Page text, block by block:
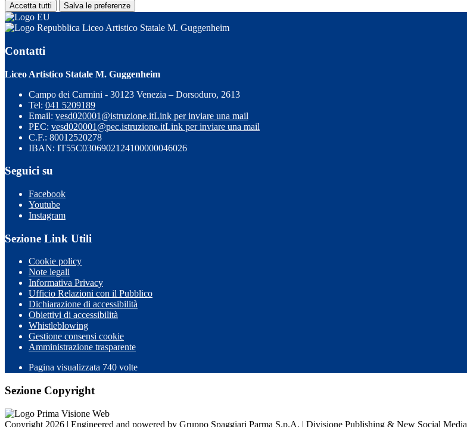
Accetta tutti Salva le preferenze
Liceo Artistico Statale M. Guggenheim
Contatti
Liceo Artistico Statale M. Guggenheim
Campo dei Carmini - 30123 Venezia – Dorsoduro, 2613
Tel: 041 5209189
Email: vesd020001@istruzione.itLink per inviare una mail
PEC: vesd020001@pec.istruzione.itLink per inviare una mail
C.F.: 80012520278
IBAN: IT55C0306902124100000046026
Seguici su
Facebook
Youtube
Instagram
Sezione Link Utili
Cookie policy
Note legali
Informativa Privacy
Ufficio Relazioni con il Pubblico
Dichiarazione di accessibilità
Obiettivi di accessibilità
Whistleblowing
Gestione consensi cookie
Amministrazione trasparente
Pagina visualizzata 740 volte
Sezione Copyright
Copyright 2026 | Engineered and powered by Gruppo Spaggiari Parma S.p.A. | Divisione Publishing & New Social Media